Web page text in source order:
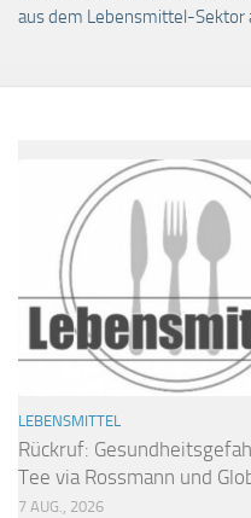
aus dem Lebensmittel-Sektor
LEBENSMITTEL
Rückruf:
Tee via Rossmann und
7 AUG., 2026